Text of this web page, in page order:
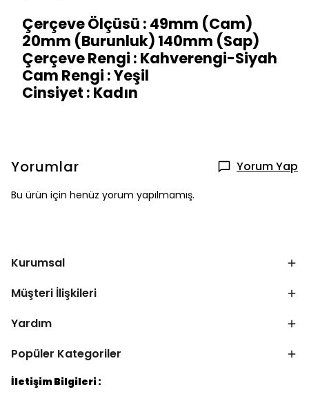
Çerçeve Ölçüsü : 49mm (Cam)
20mm (Burunluk) 140mm (Sap)
Çerçeve Rengi : Kahverengi-Siyah
Cam Rengi : Yeşil
Cinsiyet : Kadın
Yorumlar Yorum Yap
Bu ürün için henüz yorum yapılmamış.
Kurumsal
Müşteri İlişkileri
Yardım
Popüler Kategoriler
İletişim Bilgileri :